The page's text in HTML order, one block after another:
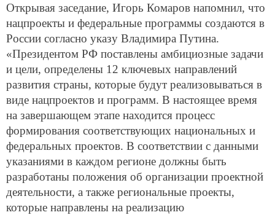
Открывая заседание, Игорь Комаров напомнил, что
нацпроекты и федеральные программы создаются в
России согласно указу Владимира Путина.
«Президентом РФ поставлены амбициозные задачи
и цели, определены 12 ключевых направлений
развития страны, которые будут реализовываться в
виде нацпроектов и программ. В настоящее время
на завершающем этапе находится процесс
формирования соответствующих национальных и
федеральных проектов. В соответствии с данными
указаниями в каждом регионе должны быть
разработаны положения об организации проектной
деятельности, а также региональные проекты,
которые направлены на реализацию